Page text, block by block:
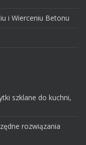
i Wierceniu Betonu
szklane do kuchni,
rozwiązania